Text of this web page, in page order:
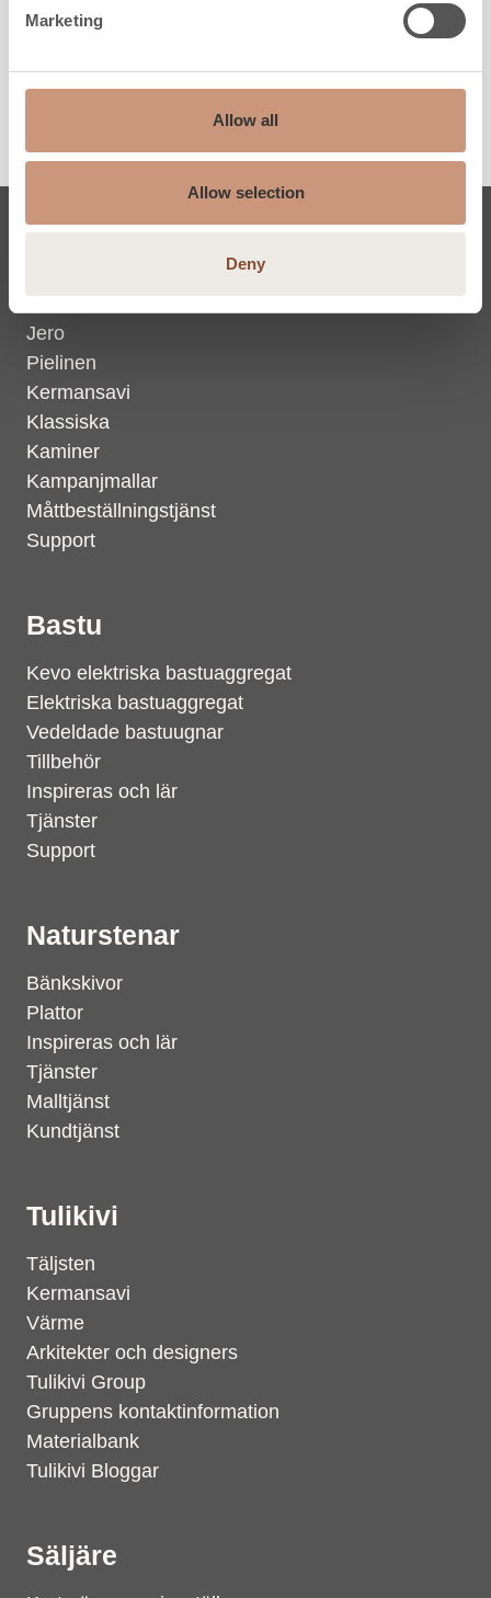
Marketing
Allow all
Allow selection
Deny
1730 kg
100m2
Jero
Pielinen
Kermansavi
Klassiska
Kaminer
Kampanjmallar
Måttbeställningstjänst
Support
Bastu
Kevo elektriska bastuaggregat
Elektriska bastuaggregat
Vedeldade bastuugnar
Tillbehör
Inspireras och lär
Tjänster
Support
Naturstenar
Bänkskivor
Plattor
Inspireras och lär
Tjänster
Malltjänst
Kundtjänst
Tulikivi
Täljsten
Kermansavi
Värme
Arkitekter och designers
Tulikivi Group
Gruppens kontaktinformation
Materialbank
Tulikivi Bloggar
Säljäre